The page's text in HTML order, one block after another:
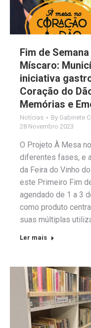
Fim de
Míscaro:
iniciativa
Coração do
Memórias e
Notícias By Gabinete
28 Novembro 2023
O Projeto À Mesa
diferentes fases, e
da Feira do Vinho
este Primeiro Fim
agendado de 1 a 3
como produto
suas múltiplas
Ler mais